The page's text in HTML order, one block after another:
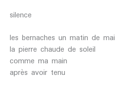
silence
les bernaches un matin de mai
la pierre chaude de soleil
comme ma main
après avoir tenu